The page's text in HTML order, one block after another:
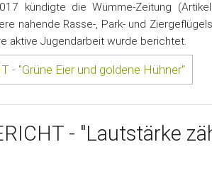
kündigte die Wümme-Zeitung
nahende Rasse-, Park- und
aktive Jugendarbeit wurde berichtet.
- "Grüne Eier und goldene Hühner"
- "Lautstärke